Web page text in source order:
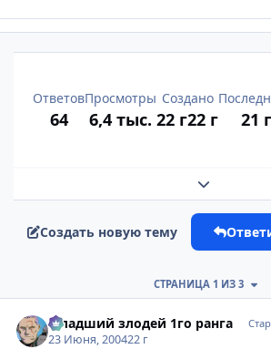
Ответов
64
Просмотры
6,4 тыс.
Создано
22 г22 г 21 г
Создать новую тему
СТРАНИЦА 1 ИЗ 3
Младший злодей 1го ранга
23 Июня, 200422 г